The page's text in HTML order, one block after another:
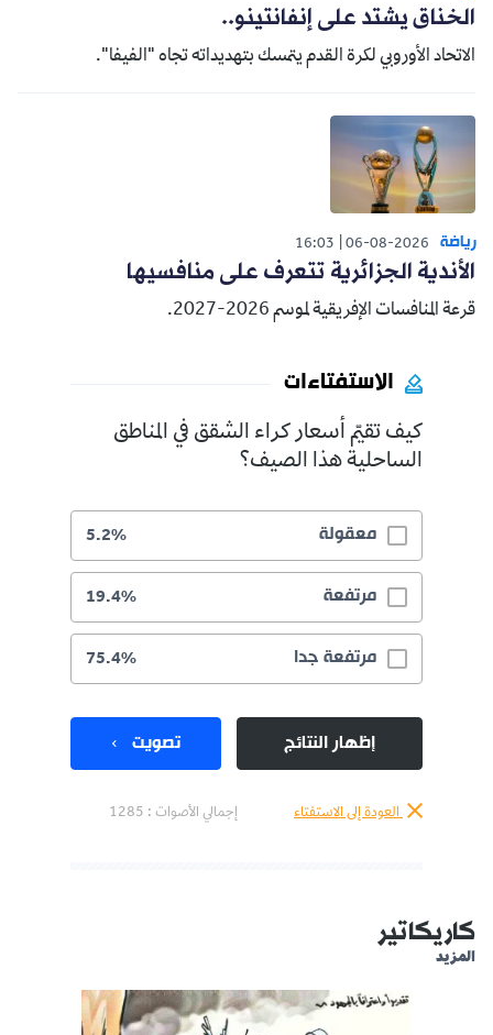
الخناق يشتد على إنفانتينو..
الاتحاد الأوروبي لكرة القدم يتمسك بتهديداته تجاه "الفيفا".
رياضة 06-08-2026
16:03
الأندية الجزائرية تتعرف على منافسيها
قرعة المنافسات الإفريقية لموسم 2026-2027.
الاستفتاءات
كيف تقيّم أسعار كراء الشقق في المناطق
الساحلية هذا الصيف؟
معقولة 5.2%
مرتفعة 19.4%
مرتفعة جدا 75.4%
إظهار النتائج تصويت
العودة إلى الاستفتاء إجمالي الأصوات : 1285
كاريكاتير
المزيد